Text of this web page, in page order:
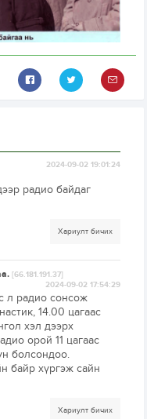
2024-09-02 19:01:24
радио байдаг
Хариулт бичих
[66.181.191.37]
2024-09-02 17:54:29
л радио сонсож
14.00 цагаас
хэл дээрх
орой 11 цагаас
болсондоо.
байр хүргэж сайн
Хариулт бичих